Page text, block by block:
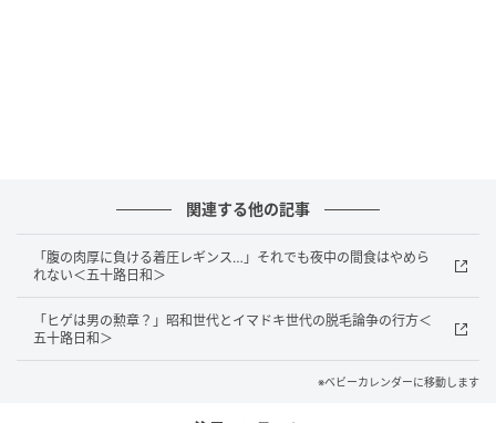
関連する他の記事
「腹の肉厚に負ける着圧レギンス…」それでも夜中の間食はやめら
れない＜五十路日和＞
「ヒゲは男の勲章？」昭和世代とイマドキ世代の脱毛論争の行方＜
五十路日和＞
※ベビーカレンダーに移動します